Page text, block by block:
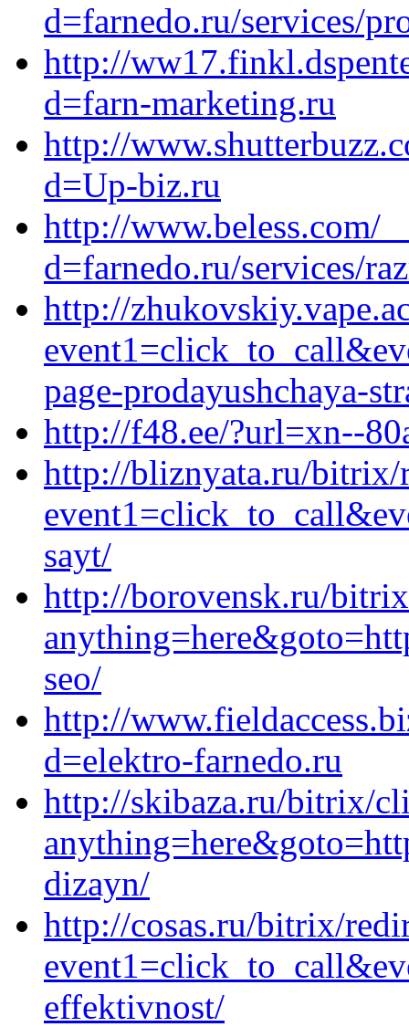
d=farnedo.ru/services/
http://
d=farn-marketing.ru
http://
d=Up-biz.ru
http://www.beless.com/
d=farnedo.ru/services/
http://
page-prodayushchaya-
http://f48.ee/?url=xn--
http://bliznyata.ru/bitrix/
sayt/
http://borovensk.ru/
seo/
http://
d=elektro-farnedo.ru
http://skibaza.ru/bitrix/
dizayn/
http://cosas.ru/bitrix/
effektivnost/